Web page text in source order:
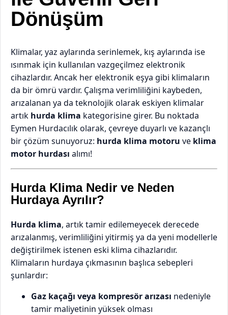
Dönüşüm
Klimalar, yaz aylarında serinlemek, kış aylarında ise
ısınmak için kullanılan vazgeçilmez elektronik
cihazlardır. Ancak her elektronik eşya gibi klimaların
da bir ömrü vardır. Çalışma verimliliğini kaybeden,
arızalanan ya da teknolojik olarak eskiyen klimalar
artık hurda klima kategorisine girer. Bu noktada
Eymen Hurdacılık olarak, çevreye duyarlı ve kazançlı
bir çözüm sunuyoruz: hurda klima motoru ve klima
motor hurdası alımı!
Hurda Klima Nedir ve Neden
Hurdaya Ayrılır?
Hurda klima, artık tamir edilemeyecek derecede
arızalanmış, verimliliğini yitirmiş ya da yeni modellerle
değiştirilmek istenen eski klima cihazlarıdır.
Klimaların hurdaya çıkmasının başlıca sebepleri
şunlardır:
Gaz kaçağı veya kompresör arızası nedeniyle
tamir maliyetinin yüksek olması